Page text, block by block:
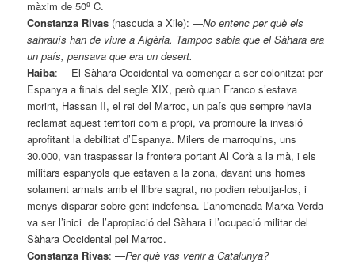
màxim de 50º C.
Constanza Rivas (nascuda a Xile):—No entenc per què els
sahrauís han de viure a Algèria. Tampoc sabia que el Sàhara era
un país, pensava que era un desert.
Haiba: —El Sàhara Occidental va començar a ser colonitzat per
Espanya a finals del segle XIX, però quan Franco s’estava
morint, Hassan II, el rei del Marroc, un país que sempre havia
reclamat aquest territori com a propi, va promoure la invasió
aprofitant la debilitat d’Espanya. Milers de marroquins, uns
30.000, van traspassar la frontera portant Al Corà a la mà, i els
militars espanyols que estaven a la zona, davant uns homes
solament armats amb el llibre sagrat, no podien rebutjar-los, i
menys disparar sobre gent indefensa. L’anomenada Marxa Verda
va ser l’inici de l’apropiació del Sàhara i l’ocupació militar del
Sàhara Occidental pel Marroc.
Constanza Rivas:—Per què vas venir a Catalunya?